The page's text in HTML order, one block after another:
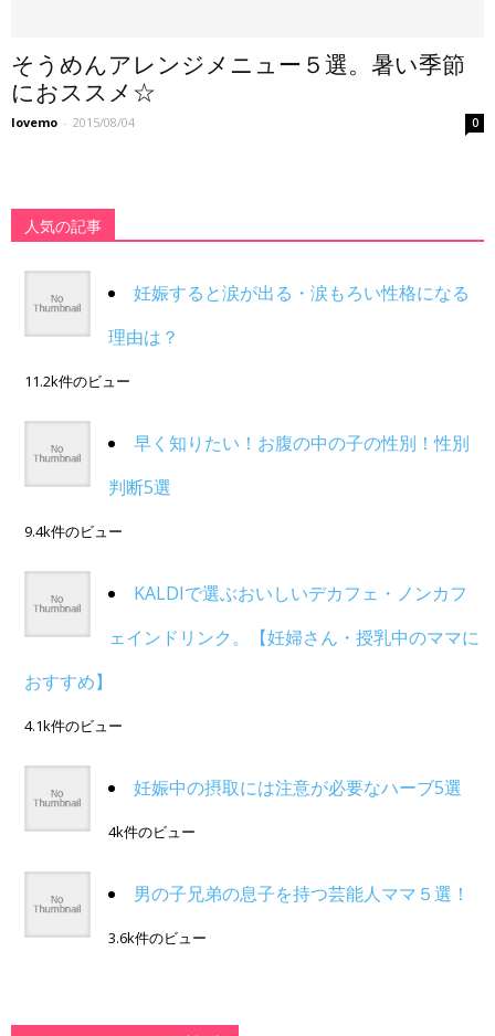
そうめんアレンジメニュー５選。暑い季節
におススメ☆
lovemo - 2015/08/04 0
人気の記事
妊娠すると涙が出る・涙もろい性格になる
理由は？
11.2k件のビュー
早く知りたい！お腹の中の子の性別！性別
判断5選
9.4k件のビュー
KALDIで選ぶおいしいデカフェ・ノンカフ
ェインドリンク。【妊婦さん・授乳中のママに
おすすめ】
4.1k件のビュー
妊娠中の摂取には注意が必要なハーブ5選
4k件のビュー
男の子兄弟の息子を持つ芸能人ママ５選！
3.6k件のビュー